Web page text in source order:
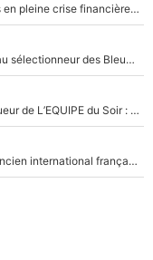
Grégory Lorenzi doit renoncer à cinq signatures en pleine crise financière : L’IA propose sept noms à l’OM pour un mercato réussi... à seulement 5M€ !
«Plus grand, je ferai chauffeur-livreur» : Nouveau sélectionneur des Bleus, Zinédine Zidane s’était imaginé un avenir très différent lorsqu'il était enfant
Johan Micoud en conflit avec un autre chroniqueur de L’EQUIPE du Soir : «Pendant un moment, je ne les ai pas remis ensemble dans l'émission»
Proche de rejoindre Bruno Genesio à l'OM, un ancien international français va finalement débarquer... sur RMC !